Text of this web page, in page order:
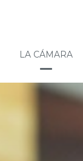
LA CÁMARA